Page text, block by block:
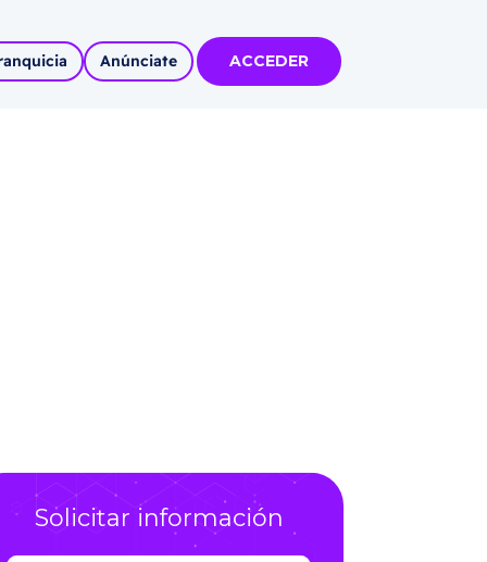
Infórmate
Anúnciate ACCEDER
Solicitar información